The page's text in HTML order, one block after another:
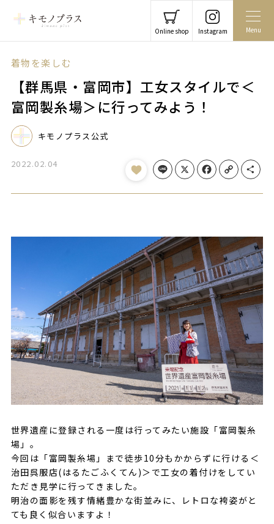
Online shop Instagram Menu
着物を楽しむ
【群馬県・富岡市】工女スタイルで＜
富岡製糸場＞に行ってみよう！
キモノプラス公式
2022.02.04 Line X Facebook Copy Link Share
世界遺産に登録される一度は行ってみたい施設「富岡製糸
場」。
今回は「富岡製糸場」まで徒歩10分もかからずに行ける＜
治田呉服店(はるたごふくてん)＞で工女の着付けをしてい
ただき見学に行ってきました。
明治の面影を残す情緒豊かな街並みに、レトロな袴姿がと
ても良く似合いますよ！